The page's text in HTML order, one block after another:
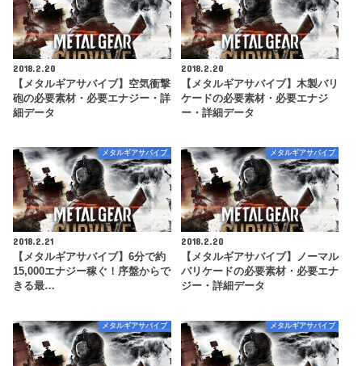
2018.2.20
【メタルギアサバイブ】空気衝撃
砲の必要素材・必要エナジー・詳
細データ
2018.2.20
【メタルギアサバイブ】木製バリ
ケードの必要素材・必要エナジ
ー・詳細データ
メタルギアサバイブ
2018.2.21
【メタルギアサバイブ】6分で約
15,000エナジー稼ぐ！序盤からで
きる最…
メタルギアサバイブ
2018.2.20
【メタルギアサバイブ】ノーマル
バリケードの必要素材・必要エナ
ジー・詳細データ
メタルギアサバイブ メタルギアサバイブ